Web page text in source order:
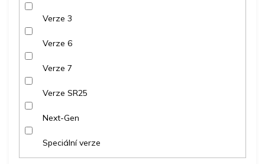
Verze 3
Verze 6
Verze 7
Verze SR25
Next-Gen
Speciální verze